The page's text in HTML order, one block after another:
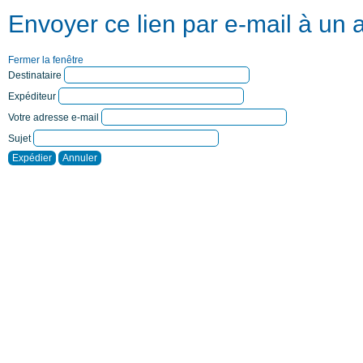
Envoyer ce lien par e-mail à un
Fermer la fenêtre
Destinataire
Expéditeur
Votre adresse e-mail
Sujet
Expédier
Annuler